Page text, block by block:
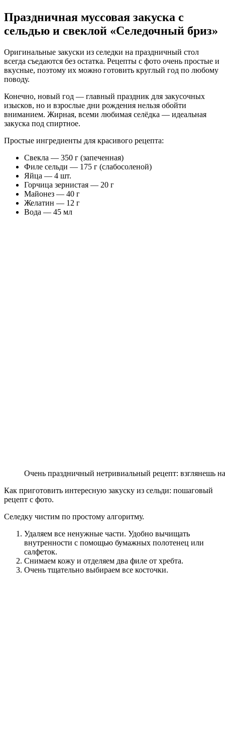
Праздничная муссовая закуска с
сельдью и свеклой «Селедочный бриз»
Оригинальные закуски из селедки на праздничный стол
всегда съедаются без остатка. Рецепты с фото очень простые и
вкусные, поэтому их можно готовить круглый год по любому
поводу.
Конечно, новый год — главный праздник для закусочных
изысков, но и взрослые дни рождения нельзя обойти
вниманием. Жирная, всеми любимая селёдка — идеальная
закуска под спиртное.
Простые ингредиенты для красивого рецепта:
Свекла — 350 г (запеченная)
Филе сельди — 175 г (слабосоленой)
Яйца — 4 шт.
Горчица зернистая — 20 г
Майонез — 40 г
Желатин — 12 г
Вода — 45 мл
Очень праздничный нетривиальный рецепт: взглянешь
Как приготовить интересную закуску из сельди: пошаговый
рецепт с фото.
Селедку чистим по простому алгоритму.
Удаляем все ненужные части. Удобно вычищать
внутренности с помощью бумажных полотенец или
салфеток.
Снимаем кожу и отделяем два филе от хребта.
Очень тщательно выбираем все косточки.